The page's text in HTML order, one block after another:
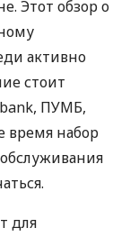
Этот обзор о
активно
стоит
ПУМБ,
время набор
для